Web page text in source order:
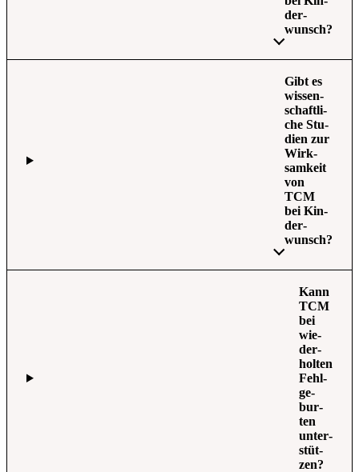
der­
wunsch?
Gibt es
wis­sen­
schaft­li­
che Stu­
di­en zur
Wirk­
sam­keit
von
TCM
bei Kin­
der­
wunsch?
Kann
TCM
bei
wie­
der­
hol­ten
Fehl­
ge­
bur­
ten
unter­
stüt­
zen?